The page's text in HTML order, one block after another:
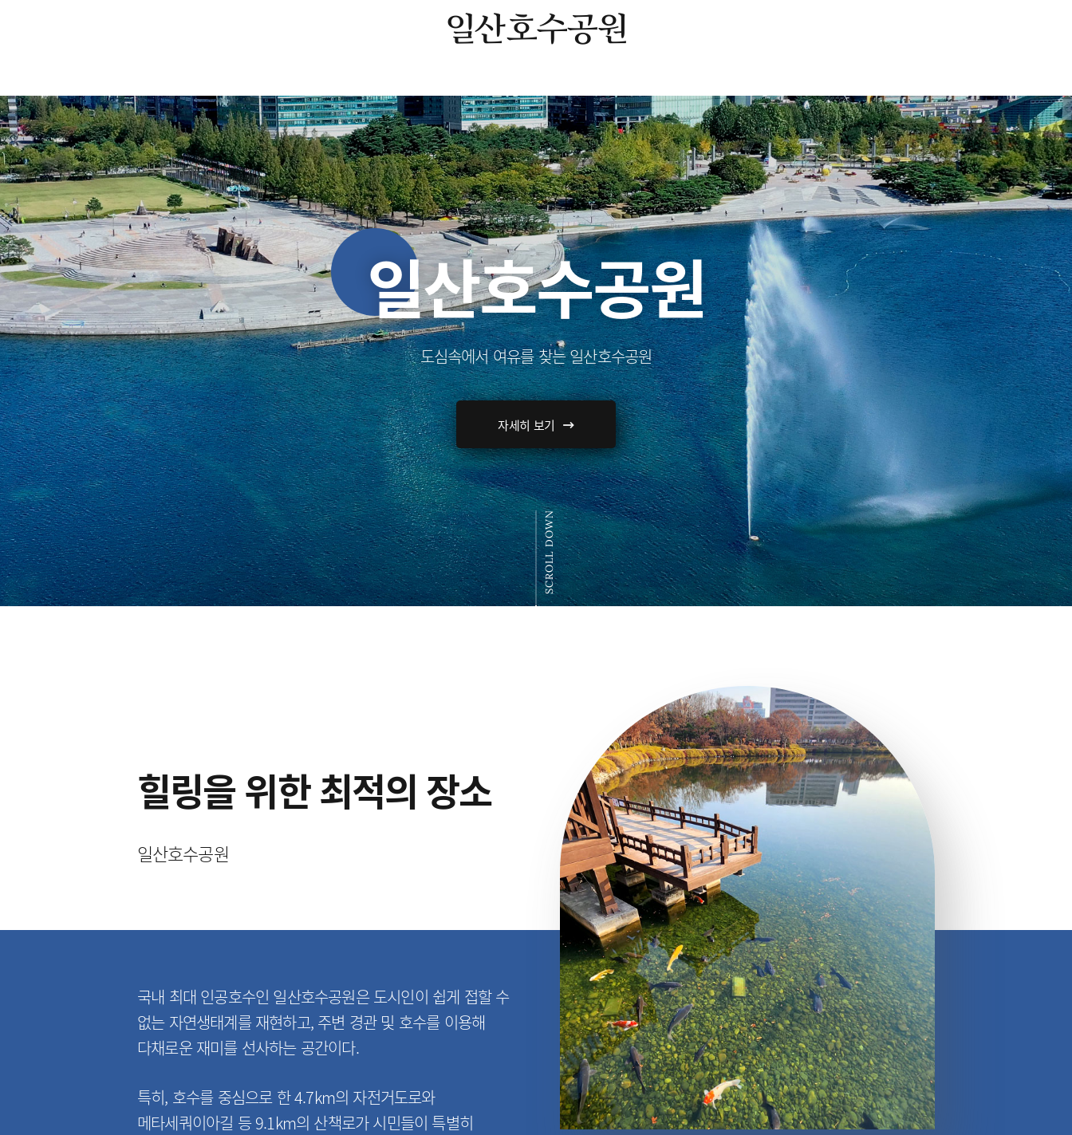
일산호수공원
일산호수공원
도심속에서 여유를 찾는 일산호수공원
자세히 보기
SCROLL DOWN
힐링을 위한 최적의 장소
일산호수공원
국내 최대 인공호수인 일산호수공원은 도시인이 쉽게 접할 수
없는 자연생태계를 재현하고, 주변 경관 및 호수를 이용해
다채로운 재미를 선사하는 공간이다.
특히, 호수를 중심으로 한 4.7km의 자전거도로와
메타세쿼이아길 등 9.1km의 산책로가 시민들이 특별히